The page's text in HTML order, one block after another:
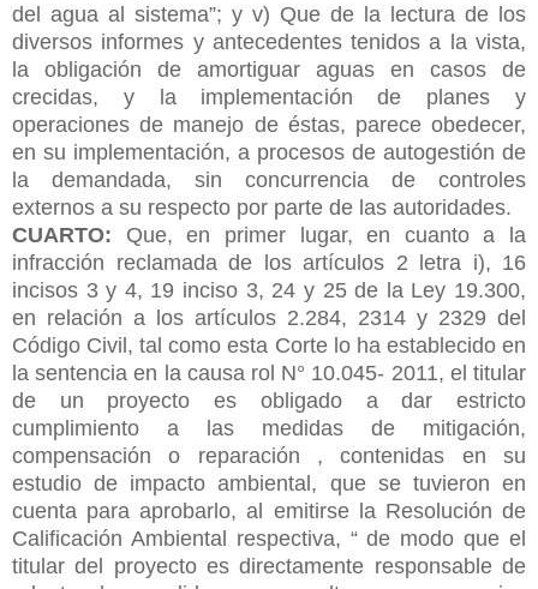
del agua al sistema”; y v) Que de la lectura de los
diversos informes y antecedentes tenidos a la vista,
la obligación de amortiguar aguas en casos de
crecidas, y la implementación de planes y
operaciones de manejo de éstas, parece obedecer,
en su implementación, a procesos de autogestión de
la demandada, sin concurrencia de controles
externos a su respecto por parte de las autoridades.
CUARTO: Que, en primer lugar, en cuanto a la
infracción reclamada de los artículos 2 letra i), 16
incisos 3 y 4, 19 inciso 3, 24 y 25 de la Ley 19.300,
en relación a los artículos 2.284, 2314 y 2329 del
Código Civil, tal como esta Corte lo ha establecido en
la sentencia en la causa rol N° 10.045- 2011, el titular
de un proyecto es obligado a dar estricto
cumplimiento a las medidas de mitigación,
compensación o reparación , contenidas en su
estudio de impacto ambiental, que se tuvieron en
cuenta para aprobarlo, al emitirse la Resolución de
Calificación Ambiental respectiva, “ de modo que el
titular del proyecto es directamente responsable de